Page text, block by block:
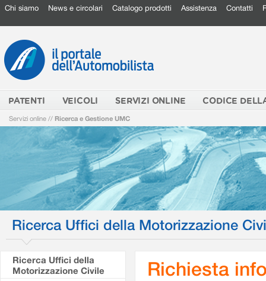
Chi siamo News e circolari Catalogo prodotti Assistenza Contatti
PATENTI VEICOLI SERVIZI ONLINE CODICE
Servizi online // Ricerca e Gestione UMC
Ricerca Uffici della Motorizzazione
Ricerca Uffici della
Motorizzazione Civile
Richiesta